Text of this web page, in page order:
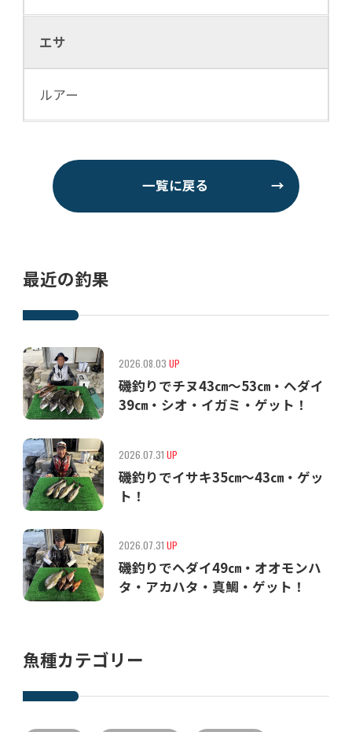
エサ
ルアー
一覧に戻る →
最近の釣果
2026.08.03 UP
磯釣りでチヌ43㎝〜53㎝・ヘダイ
39㎝・シオ・イガミ・ゲット！
2026.07.31 UP
磯釣りでイサキ35㎝〜43㎝・ゲッ
ト！
2026.07.31 UP
磯釣りでヘダイ49㎝・オオモンハ
タ・アカハタ・真鯛・ゲット！
魚種カテゴリー